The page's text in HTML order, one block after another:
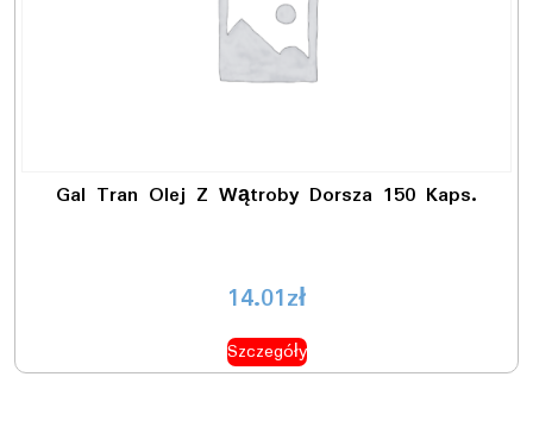
Gal Tran Olej Z Wątroby Dorsza 150 Kaps.
14.01zł
Szczegóły